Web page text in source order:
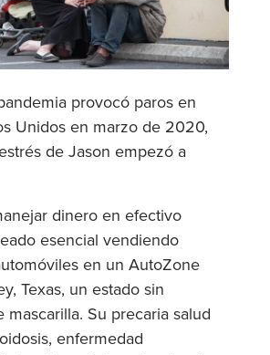
provocó paros en
Unidos en marzo de 2020,
de Jason empezó a
dinero en efectivo
esencial vendiendo
en un AutoZone
Texas, un estado sin
mascarilla. Su precaria salud
enfermedad